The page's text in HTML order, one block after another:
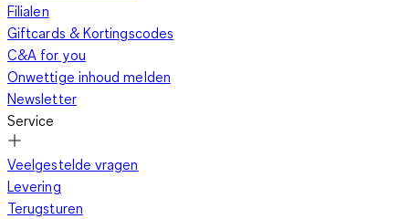
Filialen
Giftcards & Kortingscodes
C&A for you
Onwettige inhoud melden
Newsletter
Service
Veelgestelde vragen
Levering
Terugsturen